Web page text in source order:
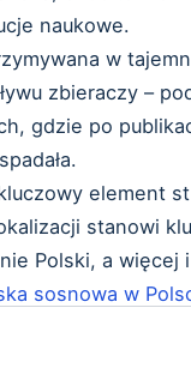
naukowe.
w
zbieraczy –
gdzie po
element
stanowi
Polski, a więcej
sosnowa w